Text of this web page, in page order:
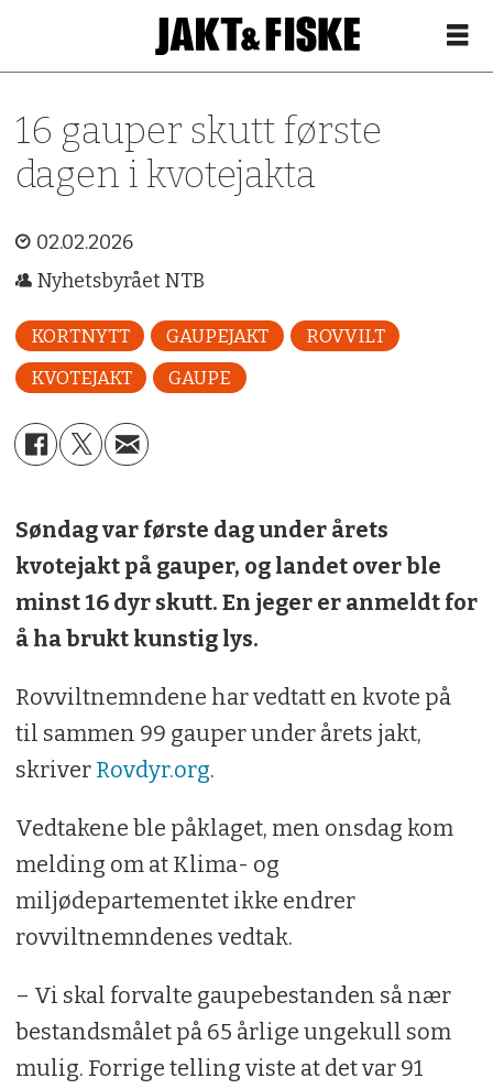
16 gauper skutt første
dagen i kvotejakta
02.02.2026
Nyhetsbyrået NTB
KORTNYTT GAUPEJAKT
ROVVILT
KVOTEJAKT
GAUPE
Søndag var første dag under årets
kvotejakt på gauper, og landet over ble
minst 16 dyr skutt. En jeger er anmeldt for
å ha brukt kunstig lys.
Rovviltnemndene har vedtatt en kvote på
til sammen 99 gauper under årets jakt,
skriver Rovdyr.org.
Vedtakene ble påklaget, men onsdag kom
melding om at Klima- og
miljødepartementet ikke endrer
rovviltnemndenes vedtak.
– Vi skal forvalte gaupebestanden så nær
bestandsmålet på 65 årlige ungekull som
mulig. Forrige telling viste at det var 91